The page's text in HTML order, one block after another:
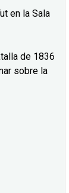
en la Sala
de 1836
sobre la